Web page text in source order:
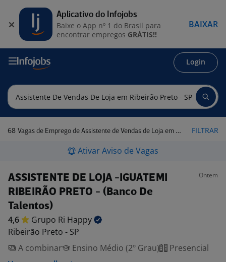
Login
68 Vagas de Emprego de Assistente de Vendas de Loja em Ribeirão Preto - SP FILTRAR
Ativar Aviso de Vagas
ASSISTENTE DE LOJA -IGUATEMI
RIBEIRÃO PRETO - (Banco De
Talentos)
Ontem
4,6 Grupo Ri Happy
Ribeirão Preto - SP
A combinar
Ensino Médio (2º Grau)
Presencial
Aplicativo do Infojobs
Baixe o App nº 1 do Brasil para
encontrar empregos GRÁTIS!!
BAIXAR